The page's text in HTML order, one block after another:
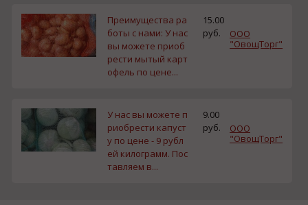
Преимущества ра
боты с нами: У нас
вы можете приоб
рести мытый карт
офель по цене...
15.00
руб.
ООО
"ОвощТорг"
У нас вы можете п
риобрести капуст
у по цене - 9 рубл
ей килограмм. Пос
тавляем в...
9.00
руб.
ООО
"ОвощТорг"